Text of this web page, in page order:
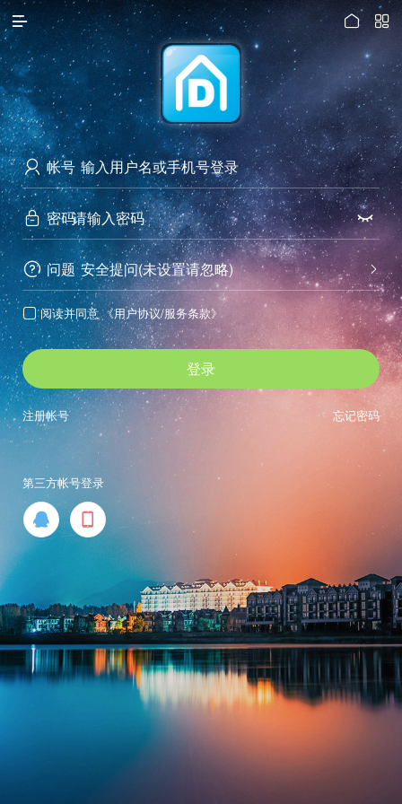

访问电脑版
 

 帐号
 密码 
 问题 
安全提问(未设置请忽略)
 阅读并同意 《用户协议/服务条款》
登录
忘记密码
注册帐号
第三方帐号登录
 